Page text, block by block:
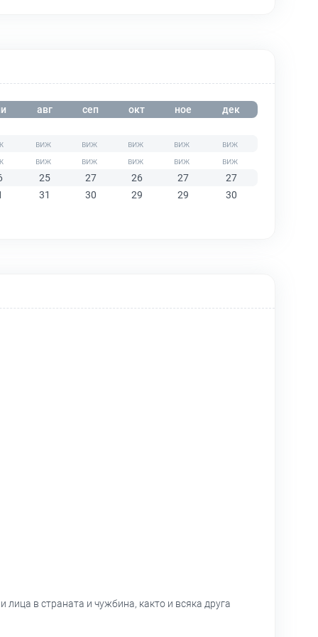
авг сеп окт ное дек
25 27 26 27
27
31 30 29 29 30
в страната и чужбина, както и всяка друга